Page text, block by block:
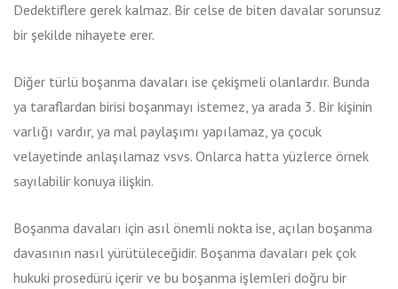
Dedektiflere gerek kalmaz. Bir celse de biten davalar sorunsuz
bir şekilde nihayete erer.
Diğer türlü boşanma davaları ise çekişmeli olanlardır. Bunda
ya taraflardan birisi boşanmayı istemez, ya arada 3. Bir kişinin
varlığı vardır, ya mal paylaşımı yapılamaz, ya çocuk
velayetinde anlaşılamaz vsvs. Onlarca hatta yüzlerce örnek
sayılabilir konuya ilişkin.
Boşanma davaları için asıl önemli nokta ise, açılan boşanma
davasının nasıl yürütüleceğidir. Boşanma davaları pek çok
hukuki prosedürü içerir ve bu boşanma işlemleri doğru bir